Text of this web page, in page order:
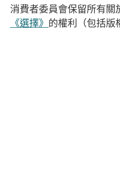
消費者委員會保留所有關
《選擇》 的權利（包括版